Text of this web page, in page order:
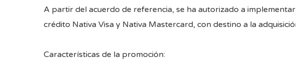
A partir del acuerdo de referencia, se ha autorizado a
crédito Nativa Visa y Nativa Mastercard, con destino a la
Características de la promoción: